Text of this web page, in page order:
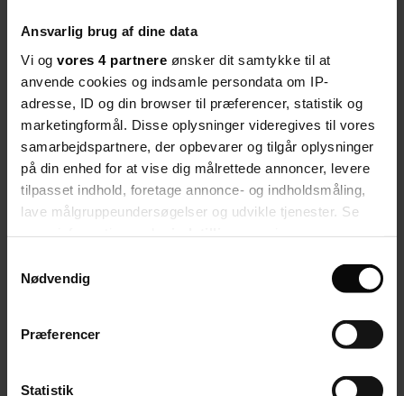
Ansvarlig brug af dine data
Vi og vores 4 partnere ønsker dit samtykke til at
anvende cookies og indsamle persondata om IP-
adresse, ID og din browser til præferencer, statistik og
marketingformål. Disse oplysninger videregives til vores
samarbejdspartnere, der opbevarer og tilgår oplysninger
på din enhed for at vise dig målrettede annoncer, levere
tilpasset indhold, foretage annonce- og indholdsmåling,
lave målgruppeundersøgelser og udvikle tjenester. Se
tilbage eller ændre indstillinger fra vores
"Cookiedeklaration", eller ved at trykke på "Privacy
Indsamle præcise oplysninger om din placering,
Nødvendig
Præferencer
Statistik
Start debatten
Debat
Her kan du kommentere på artiklen:
Kommuner begår fejl i sager om udsatte
børn
Velkommen til debatten. Tjek eventuelt vores retningslinjer.
Naja Dandanell debatredaktør
Inspiration